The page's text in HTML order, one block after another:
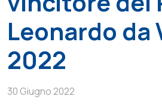
Leonardo da
2022
30 Giugno 2022